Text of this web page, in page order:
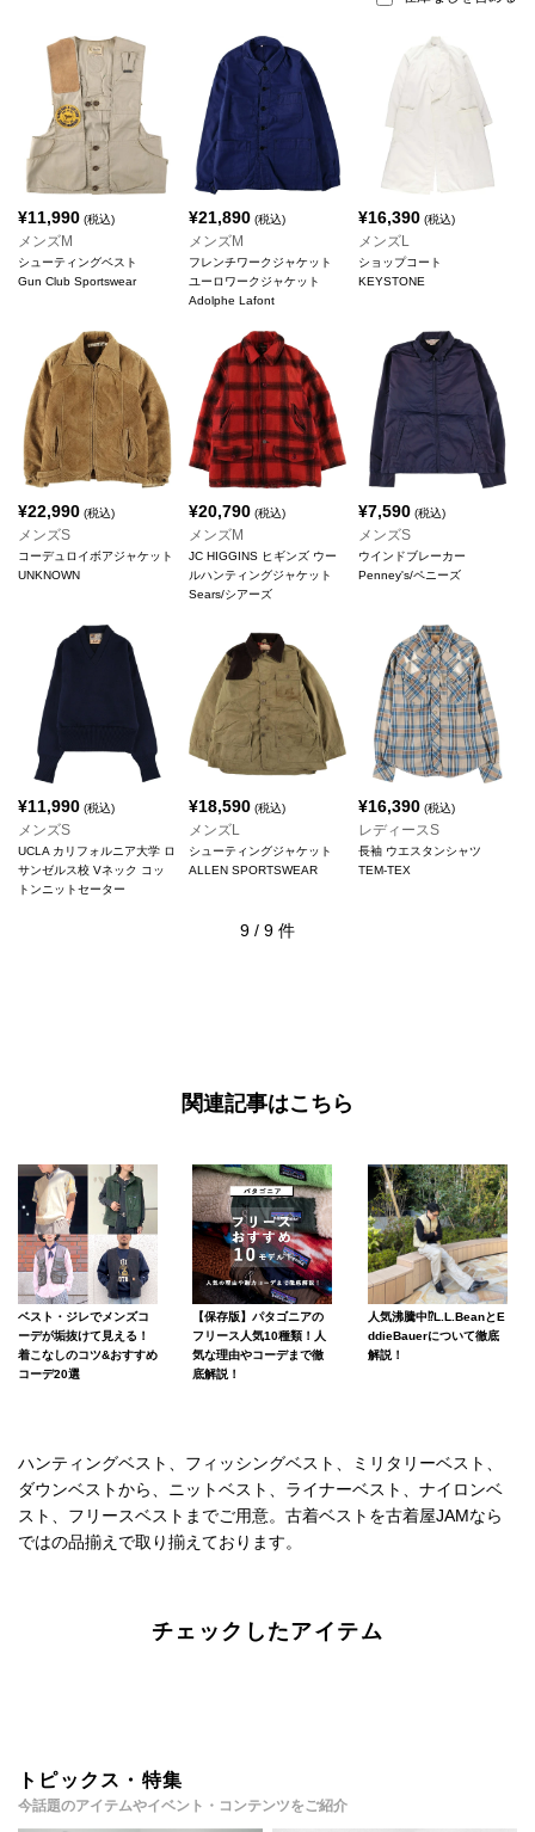
¥11,990 (税込)
メンズM
シューティングベスト
Gun Club Sportswear
¥21,890(税込)
メンズM
フレンチワークジャケット
ユーロワークジャケット
Adolphe Lafont
¥16,390 (税込)
メンズL
ショップコート
KEYSTONE
¥22,990 (税込)
メンズS
コーデュロイボアジャケット
UNKNOWN
¥20,790(税込)
メンズM
JC HIGGINS ヒギンズ ウー
ルハンティングジャケット
Sears/シアーズ
¥7,590 (税込)
メンズS
ウインドブレーカー
Penney's/ペニーズ
¥11,990 (税込)
メンズS
UCLA カリフォルニア大学 ロ
サンゼルス校 Vネック コッ
トンニットセーター
¥18,590(税込)
メンズL
シューティングジャケット
ALLEN SPORTSWEAR
¥16,390 (税込)
レディースS
長袖 ウエスタンシャツ
TEM-TEX
9 / 9 件
関連記事はこちら
ベスト・ジレでメンズコ
ーデが垢抜けて見える！
着こなしのコツ&おすすめ
コーデ20選
【保存版】パタゴニアの
フリース人気10種類！人
気な理由やコーデまで徹
底解説！
人気沸騰中⁉L.L.BeanとE
ddieBauerについて徹底
解説！
ハンティングベスト、フィッシングベスト、ミリタリーベスト、
ダウンベストから、ニットベスト、ライナーベスト、ナイロンベ
スト、フリースベストまでご用意。古着ベストを古着屋JAMなら
ではの品揃えで取り揃えております。
チェックしたアイテム
トピックス・特集
今話題のアイテムやイベント・コンテンツをご紹介